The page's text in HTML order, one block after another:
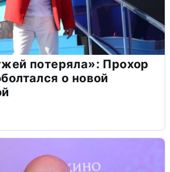
потеряла»: Прохор
о новой